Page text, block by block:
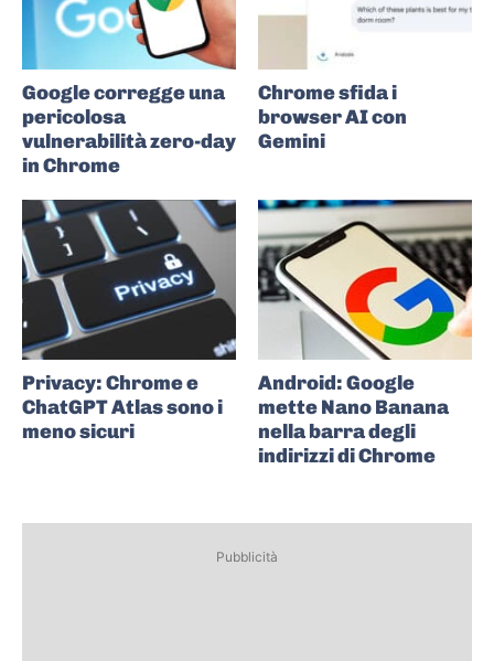
Google corregge una
pericolosa
vulnerabilità zero-day
in Chrome
Chrome sfida i
browser AI con
Gemini
Privacy: Chrome e
ChatGPT Atlas sono i
meno sicuri
Android: Google
mette Nano Banana
nella barra degli
indirizzi di Chrome
Pubblicità